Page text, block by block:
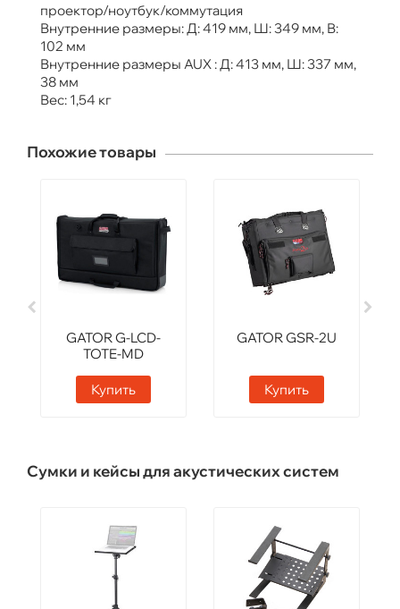
проектор/ноутбук/коммутация
Внутренние размеры: Д: 419 мм, Ш: 349 мм, В:
102 мм
Внутренние размеры AUX : Д: 413 мм, Ш: 337 мм,
38 мм
Вес: 1,54 кг
Похожие товары
GATOR G-LCD-
TOTE-MD
Купить
GATOR GSR-2U
Купить
Сумки и кейсы для акустических систем